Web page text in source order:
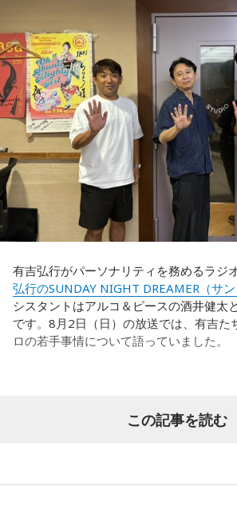
福田：そうですね。選手層は厚くなって
「誰が出ても同じような戦いができる準
う言葉がその通りであることを、グルー
きていたと思います。でも、そこから上
っぱり“個の力”が必要だったかなと感じ
世界で見ても、日本だけでなく主力の選
多々あって、それでも勝ち上がっていく
なんです。そういう意味では、確かに選
れども、さらに“個”の力を高めながら、
なきゃいけない。ベスト16・ベスト8に
に、そこまでの選手層だったのかという
ます。
ただ、あれだけケガ人が出て、誰が出て
ーができて、グループステージをああい
いうのは今までなかったことですし、力
藤木：ブラジル戦で、前半は佐野海舟選
ターセプトからのゴールがありましたし
は日本がボールを持つ時間もありました
ってからブラジルが戦略を変えてきて、
込まれてしまった。試合のなかで具体的
かったと考えると、（選手のなかに）も
を示す人、ブレーンが必要なのかなと素
うのですが……。
福田：そういう見方も当然ありますし、
いいと思うのですが、森保監督は帰国後
出しジャンケンだ」と言っていたんです
いうと、自分たちが変えたら相手がまた
対してまた変えていかなきゃならない。
に対して変化しなきゃいけない。「こう
す」「だったらこう対応します」と。
そうすると、対応された側がまた変えて
も試合中に。ですから、ベンチからでも
ブラジル戦のときも「守ろう」という気
有吉弘行がパーソナリティを務めるラジ
弘行のSUNDAY NIGHT DREAMER（サン
シスタントはアルコ＆ピースの酒井健太
です。8月2日（日）の放送では、有吉た
ロの若手事情について語っていました。
この記事を読む